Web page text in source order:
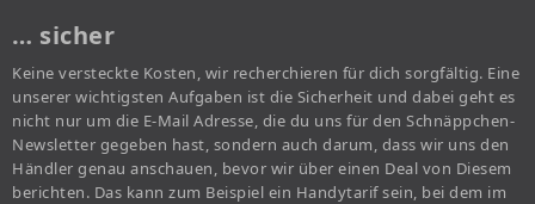
… sicher
Keine versteckte Kosten, wir recherchieren für dich sorgfältig. Eine
unserer wichtigsten Aufgaben ist die Sicherheit und dabei geht es
nicht nur um die E-Mail Adresse, die du uns für den Schnäppchen-
Newsletter gegeben hast, sondern auch darum, dass wir uns den
Händler genau anschauen, bevor wir über einen Deal von Diesem
berichten. Das kann zum Beispiel ein Handytarif sein, bei dem im